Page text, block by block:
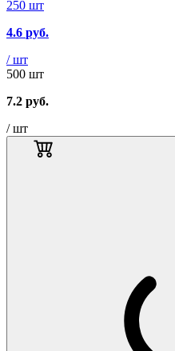
250 шт
4.6 руб.
/ шт
500 шт
7.2 руб.
/ шт